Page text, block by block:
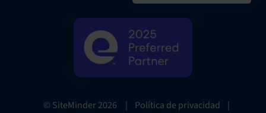
© SiteMinder2026 | Política de privacidad |